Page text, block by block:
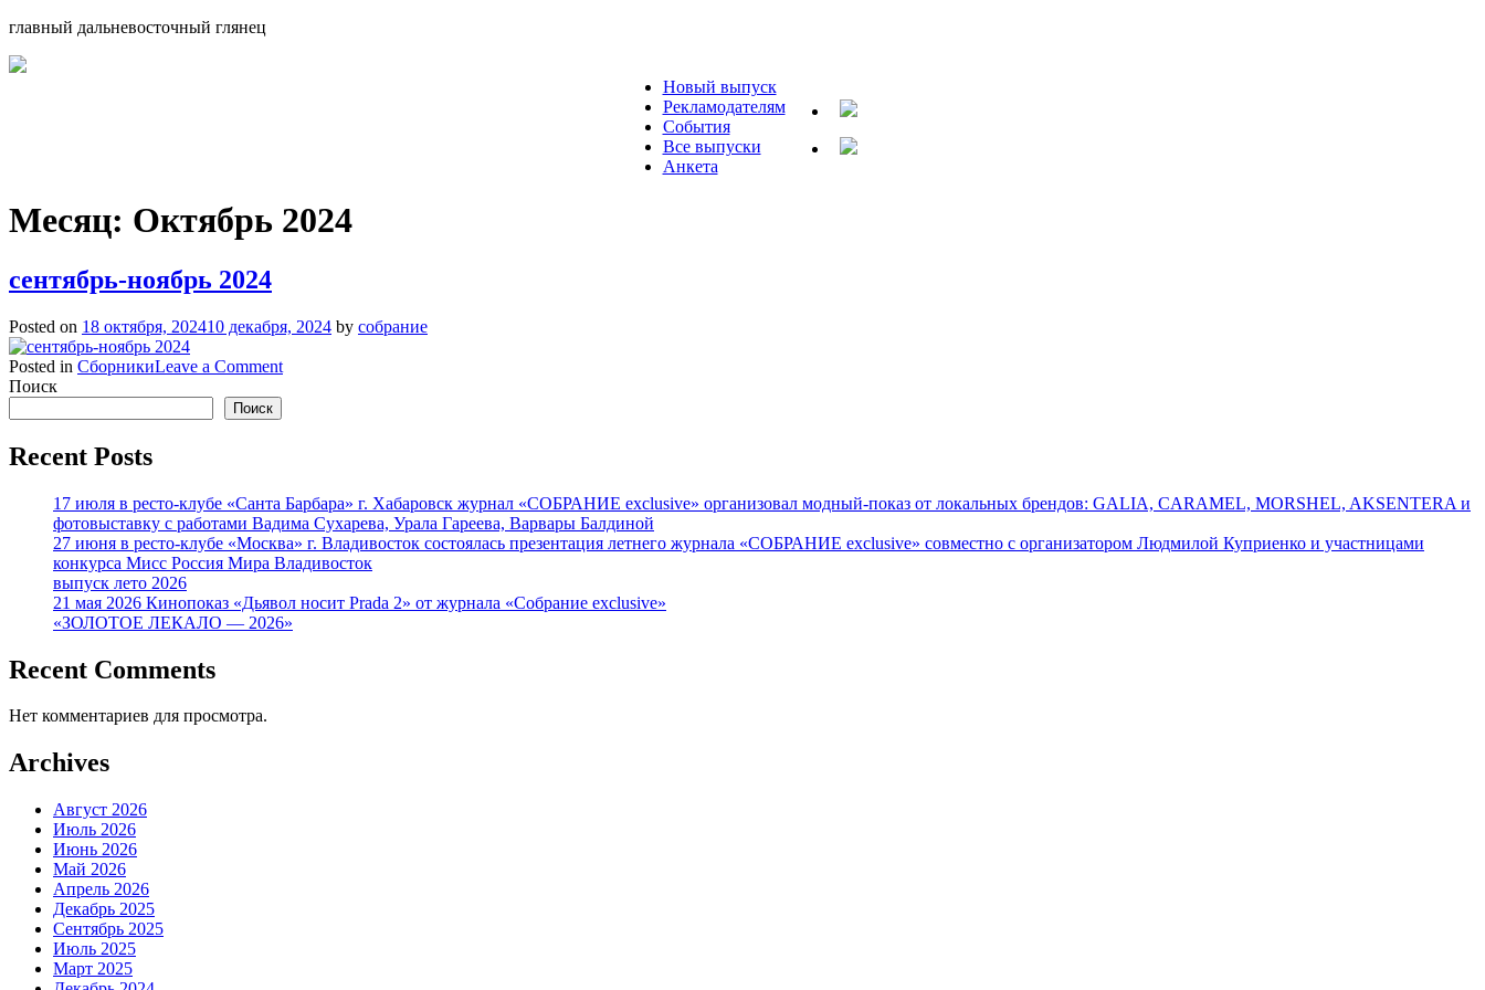
главный дальневосточный глянец
Новый выпуск
Рекламодателям
События
Все выпуски
Анкета
Месяц: Октябрь 2024
сентябрь-ноябрь 2024
Posted on 18 октября, 202410 декабря, 2024 by собрание
Posted in СборникиLeave a Commenton
Поиск
Поиск
Recent Posts
17 июля в ресто-клубе «Санта Барбара» г. Хабаровск журнал «СОБРАНИЕ exclusive» организовал модный-показ от локальных брендов: GALIA, CARAMEL, MORSHEL, AKSENTERA и
фотовыставку с работами Вадима Сухарева, Урала Гареева, Варвары Балдиной
27 июня в ресто-клубе «Москва» г. Владивосток состоялась презентация летнего журнала «СОБРАНИЕ exclusive» совместно с организатором Людмилой Куприенко и участницами
конкурса Мисс Россия Мира Владивосток
выпуск лето 2026
21 мая 2026 Кинопоказ «Дьявол носит Prada 2» от журнала «Собрание exclusive»
«ЗОЛОТОЕ ЛЕКАЛО — 2026»
Recent Comments
Нет комментариев для просмотра.
Archives
Август 2026
Июль 2026
Июнь 2026
Май 2026
Апрель 2026
Декабрь 2025
Сентябрь 2025
Июль 2025
Март 2025